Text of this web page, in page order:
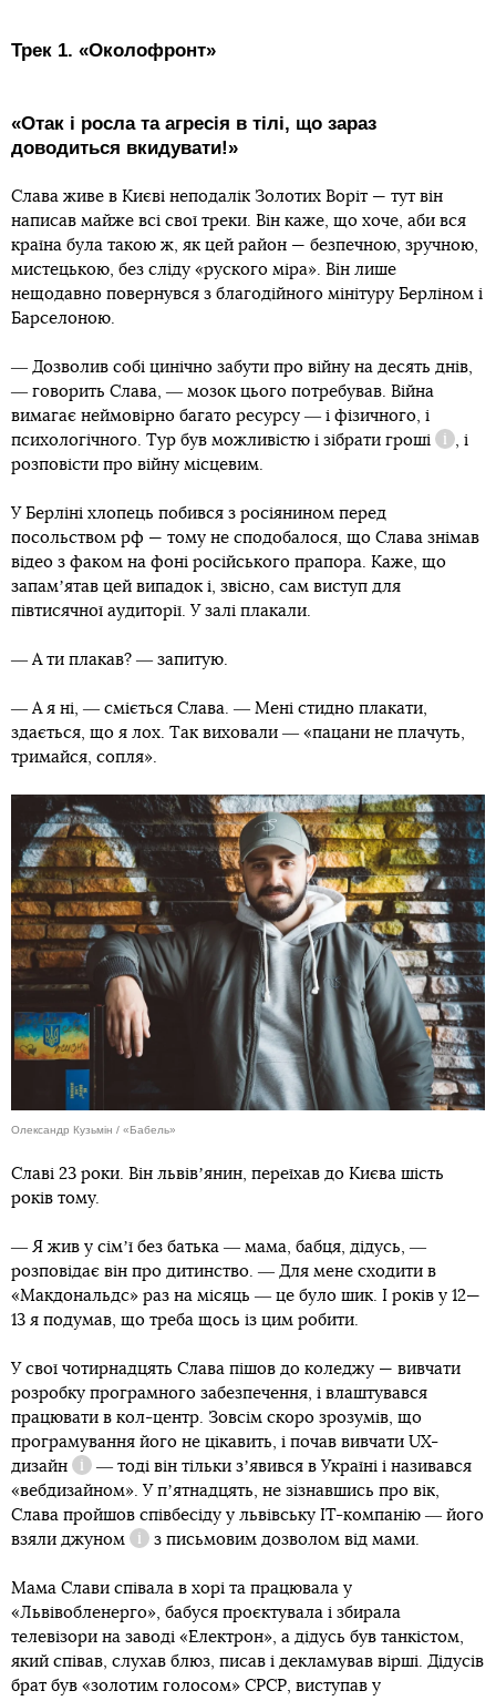
Трек 1. «Околофронт»
«Отак і росла та агресія в тілі, що зараз
доводиться вкидувати!»
Слава живе в Києві неподалік Золотих Воріт — тут він
написав майже всі свої треки. Він каже, що хоче, аби вся
країна була такою ж, як цей район — безпечною, зручною,
мистецькою, без сліду «руского міра». Він лише
нещодавно повернувся з благодійного мінітуру Берліном і
Барселоною.
― Дозволив собі цинічно забути про війну на десять днів,
― говорить Слава, ― мозок цього потребував. Війна
вимагає неймовірно багато ресурсу ― і фізичного, і
психологічного. Тур був можливістю і зібрати гроші
Довідка
, і
розповісти про війну місцевим.
У Берліні хлопець побився з росіянином перед
посольством рф — тому не сподобалося, що Слава знімав
відео з факом на фоні російського прапора. Каже, що
запамʼятав цей випадок і, звісно, сам виступ для
півтисячної аудиторії. У залі плакали.
― А ти плакав? ― запитую.
― А я ні, ― сміється Слава. ― Мені стидно плакати,
здається, що я лох. Так виховали ― «пацани не плачуть,
тримайся, сопля».
Олександр Кузьмін / «Бабель»
Славі 23 роки. Він львівʼянин, переїхав до Києва шість
років тому.
― Я жив у сімʼї без батька ― мама, бабця, дідусь, ―
розповідає він про дитинство. ― Для мене сходити в
«Макдональдс» раз на місяць ― це було шик. І років у 12—
13 я подумав, що треба щось із цим робити.
У свої чотирнадцять Слава пішов до коледжу — вивчати
розробку програмного забезпечення, і влаштувався
працювати в кол-центр. Зовсім скоро зрозумів, що
програмування його не цікавить, і почав вивчати UX-
дизайн
Довідка
― тоді він тільки зʼявився в Україні і називався
«вебдизайном». У пʼятнадцять, не зізнавшись про вік,
Слава пройшов співбесіду у львівську IT-компанію ― його
взяли джуном
Довідка
з письмовим дозволом від мами.
Мама Слави співала в хорі та працювала у
«Львівобленерго», бабуся проєктувала і збирала
телевізори на заводі «Електрон», а дідусь був танкістом,
який співав, слухав блюз, писав і декламував вірші. Дідусів
брат був «золотим голосом» СРСР, виступав у